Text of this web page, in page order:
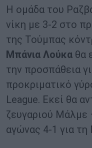
Η ομάδα του
νίκη με 3-2 στο
της Τούμπας
Μπάνια Λούκα θα
την προσπάθεια
προκριματικό
League. Εκεί θα
ζευγαριού
αγώνας 4-1 για